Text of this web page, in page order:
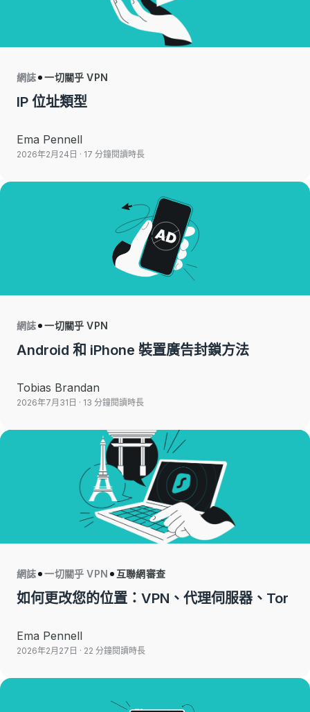
網誌 一切關乎 VPN
IP 位址類型
Ema Pennell
2026年2月24日 · 17 分鐘閱讀時長
網誌 一切關乎 VPN
Android 和 iPhone 裝置廣告封鎖方法
Tobias Brandan
2026年7月31日 · 13 分鐘閱讀時長
網誌 一切關乎 VPN 互聯網審查
如何更改您的位置：VPN、代理伺服器、Tor
Ema Pennell
2026年2月27日 · 22 分鐘閱讀時長